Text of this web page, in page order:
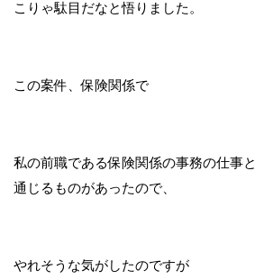
こりゃ駄目だなと悟りました。
この案件、保険関係で
私の前職である保険関係の事務の仕事と
通じるものがあったので、
やれそうな気がしたのですが